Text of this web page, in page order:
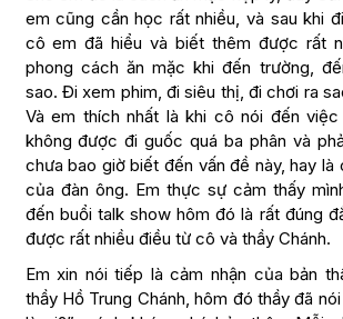
em cũng cần học rất nhiều, và sau khi
cô em đã hiểu và biết thêm được rất
phong cách ăn mặc khi đến trường,
sao. Đi xem phim, đi siêu thị, đi chơi ra
Và em thích nhất là khi cô nói đến
không được đi guốc quá ba phân và
chưa bao giờ biết đến vấn đề này, hay
của đàn ông. Em thực sự cảm thấy
đến buổi talk show hôm đó là rất đúng
được rất nhiều điều từ cô và thầy Chánh.
Em xin nói tiếp là cảm nhận của bản
thầy Hồ Trung Chánh, hôm đó thầy đã